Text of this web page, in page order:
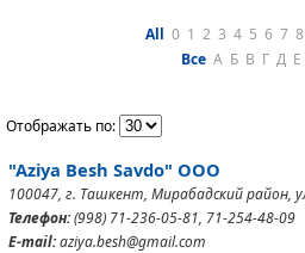
All 0 1 2 3 4 5 6 7 8
Все А Б В Г Д Е
Отображать по:
"Aziya Besh Savdo" ООО
100047, г. Ташкент, Мирабадский район,
Телефон:(998) 71-236-05-81, 71-254-48-09
E-mail:aziya.besh@gmail.com